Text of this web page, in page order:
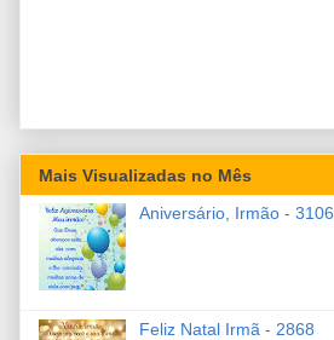
Mais Visualizadas no Mês
Aniversário, Irmão - 3106
Feliz Natal Irmã - 2868